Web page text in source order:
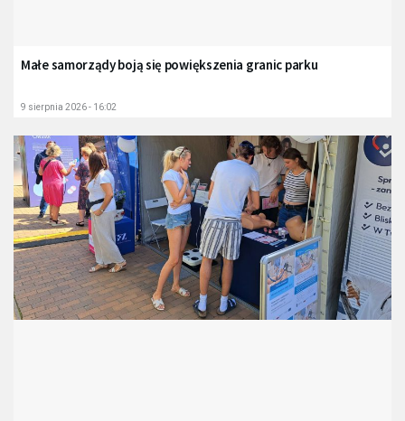
Małe samorządy boją się powiększenia granic parku
9 sierpnia 2026 - 16:02